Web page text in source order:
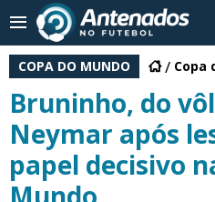
COPA DO MUNDO Copa
Bruninho, do
Neymar após
papel decisivo